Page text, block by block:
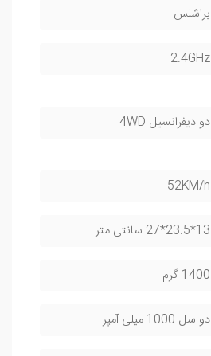
براشلس
2.4GHz
دو دیفرانسیل 4WD
52KM/h
13*23.5*27 سانتی متر
1400 گرم
دو سل 1000 میلی آمپر